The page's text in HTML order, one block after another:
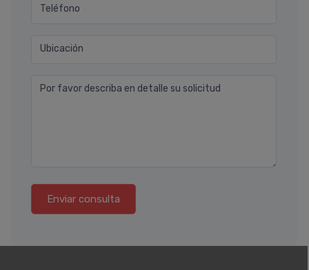
Teléfono
Ubicación
Por favor describa en detalle su solicitud
Enviar consulta